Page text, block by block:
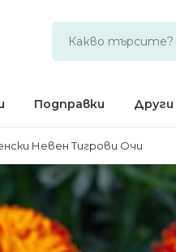
Подправки Други
Невен Тигрови Очи